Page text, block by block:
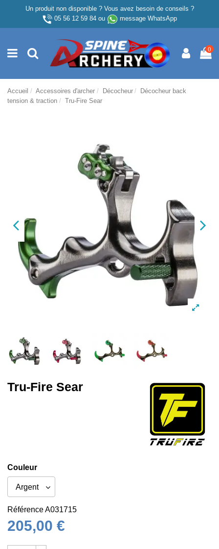
Un produit non disponible ? Vous avez besoin de conseils ?
05 56 12 59 84ou message WhatsApp
0
Accueil Accessoires d'archer Décocheur
Décocheur back
tension & traction
Tru-Fire Sear
Tru-Fire Sear
Couleur
RéférenceA031715
205,00 €